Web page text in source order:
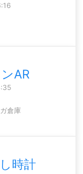
AR
倉庫
時計